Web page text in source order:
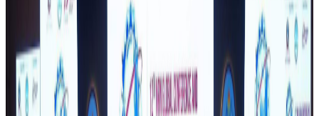
जिल्ला अदालत सुर्खेतले पुर्पक्षका लागि थुनामा पठाउने आदेश दिएको
छ ।
बाल इजलासका न्यायाधीश दीपक ढकालको एकल इजलासले
आरोपित चारै जनालाई पुर्पक्षका लागि बाल सुधार गृहमा पठाउने